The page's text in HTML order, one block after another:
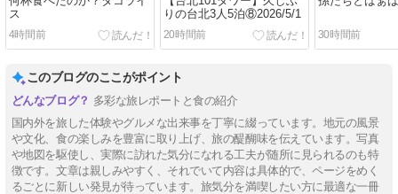
ス
4時間前
りの台北3人5泊⑧2026/5/1
20時間前
30時間前
このブログのここがポイント
多彩な旅レポートと食の紹介
国内外を旅した体験やグルメな出来事を丁寧に綴っています。地元の風景
や文化、食の楽しみを豊富に取り上げ、旅の醍醐味を伝えています。写真
や地図を駆使し、実際に訪れた気分になれる工夫が随所に見られるのも特
徴です。文章は親しみやすく、それでいて内容は具体的で、ページをめく
るごとに新しい発見が待っています。旅気分を満喫したい方に最適な一冊